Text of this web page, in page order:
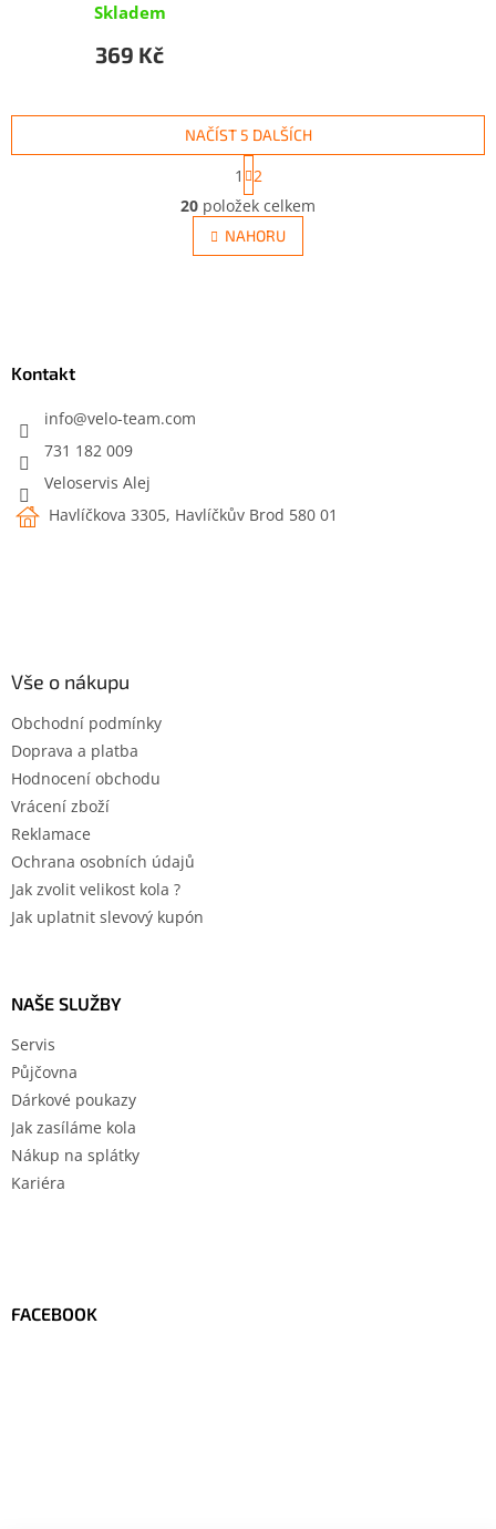
Skladem
369 Kč
O
v
l
á
p
NAČÍST 5 DALŠÍCH
S
t
r
á
n
k
1
2
20 položek celkem
NAHORU
Kontakt
info@velo-team.com
731 182 009
Veloservis Alej
Havlíčkova 3305, Havlíčkův Brod 580 01
Vše o nákupu
Obchodní podmínky
Doprava a platba
Hodnocení obchodu
Vrácení zboží
Reklamace
Ochrana osobních údajů
Jak zvolit velikost kola ?
Jak uplatnit slevový kupón
NAŠE SLUŽBY
Servis
Půjčovna
Dárkové poukazy
Jak zasíláme kola
Nákup na splátky
Kariéra
FACEBOOK